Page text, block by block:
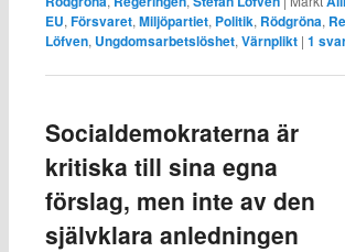
EU, Försvaret, Miljöpartiet, Politik, Rödgröna,
Löfven, Ungdomsarbetslöshet, Värnplikt | 1
Socialdemokraterna är
kritiska till sina egna
förslag, men inte av den
självklara anledningen